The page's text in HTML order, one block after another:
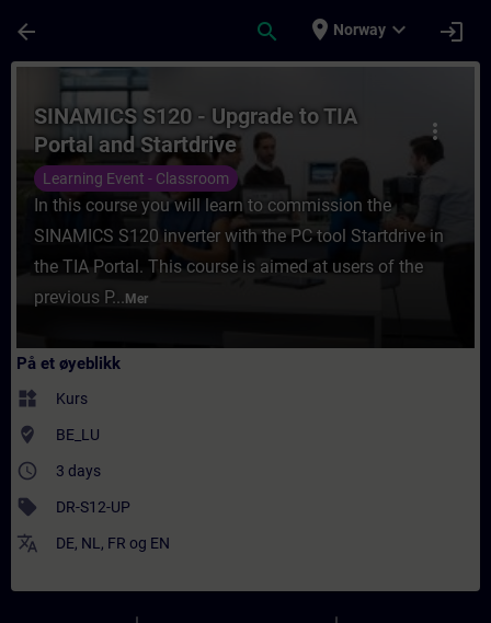
arrow_back search place Norway expand_more login
Kurs - SINAMICS S120 - Upgrade to
more_vert
SINAMICS S120 - Upgrade to TIA
Portal and Startdrive
Learning Event - Classroom
In this course you will learn to commission the
SINAMICS S120 inverter with the PC tool Startdrive in
the TIA Portal. This course is aimed at users of the
previous P... Mer
På et øyeblikk
widgets Kurs
where_to_vote BE_LU
access_time 3 days
sell DR-S12-UP
translate DE, NL , FR og EN